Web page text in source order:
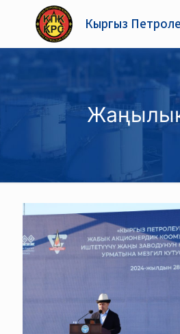
Кыргыз